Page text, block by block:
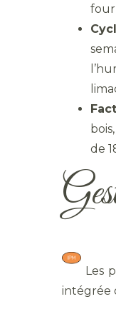
de
Les
intégrée